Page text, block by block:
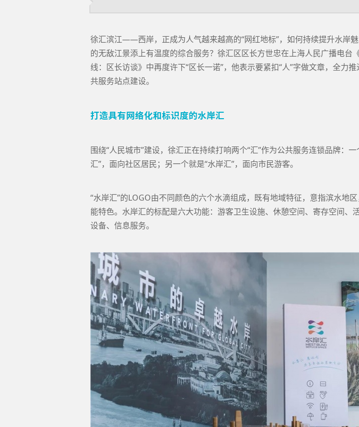
徐汇滨江——西岸，正成为人气越来越高的“网红地标”，如何持续提升水岸魅
的无敌江景添上有温度的综合服务？徐汇区区长方世忠在上海人民广播电台
线：区长访谈》中再度许下“区长一诺”，他表示要紧扣“人”字做文章，全力推
共服务站点建设。
打造具有网络化和标识度的水岸汇
围绕“人民城市”建设，徐汇正在持续打响两个“汇”作为公共服务连锁品牌：一
汇”，面向社区居民；另一个就是“水岸汇”，面向市民游客。
“水岸汇”的LOGO由不同颜色的六个水滴组成，既有地域特征，意指滨水地
能特色。水岸汇的标配是六大功能：游客卫生设施、休憩空间、寄存空间、
设备、信息服务。